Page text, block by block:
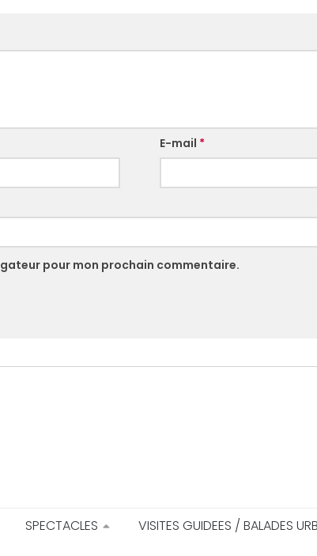
E-mail *
pour mon prochain commentaire.
SPECTACLES
VISITES GUIDEES / BALADES